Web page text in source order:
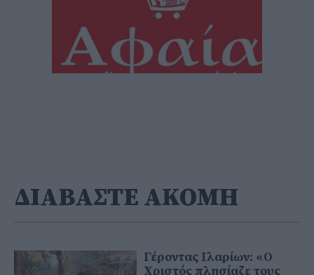
ΔΙΑΒΑΣΤΕ ΑΚΟΜΗ
Γέροντας Ιλαρίων: «Ο
Χριστός πλησίαζε τους